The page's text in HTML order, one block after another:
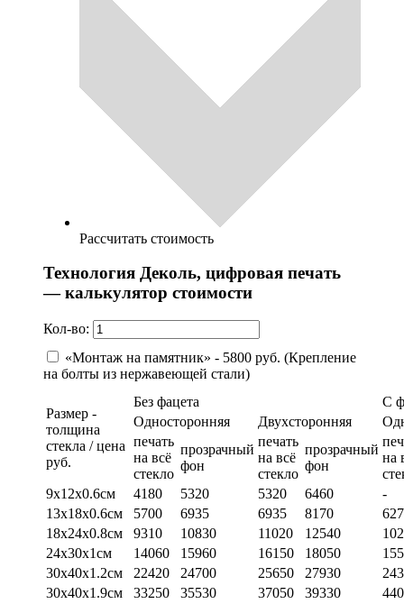
Рассчитать стоимость
Технология Деколь, цифровая печать
— калькулятор стоимости
Кол-во:
«Монтаж на памятник» - 5800 руб. (Крепление
на болты из нержавеющей стали)
Размер -
толщина
стекла / цена
руб.
Без фацета
С
Односторонняя
Двухсторонняя
печать
на всё
стекло
прозрачный
фон
печать
на всё
стекло
прозрачный
фон
на
9х12х0.6см
4180 5320 5320 6460
-
13х18х0.6см
5700 6935 6935 8170
18х24х0.8см
9310 10830 11020 12540
24х30х1см
14060 15960 16150 18050
30х40х1.2см
22420 24700 25650 27930
30х40х1.9см
33250 35530 37050 39330